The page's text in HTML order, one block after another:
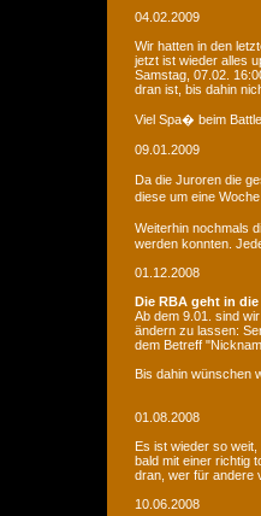
04.02.2009
Wir hatten in den
jetzt ist wieder alles
Samstag, 07.02.
dran ist, bis dahin
Viel Spa� beim
09.01.2009
Da die Juroren die
diese um eine
Weiterhin nochmals
werden konnten.
01.12.2008
Die RBA geht in
Ab dem 9.01. sind
ändern zu lassen:
dem Betreff
Bis dahin wünschen
01.08.2008
Es ist wieder so weit,
bald mit einer richtig
dran, wer für andere
10.06.2008